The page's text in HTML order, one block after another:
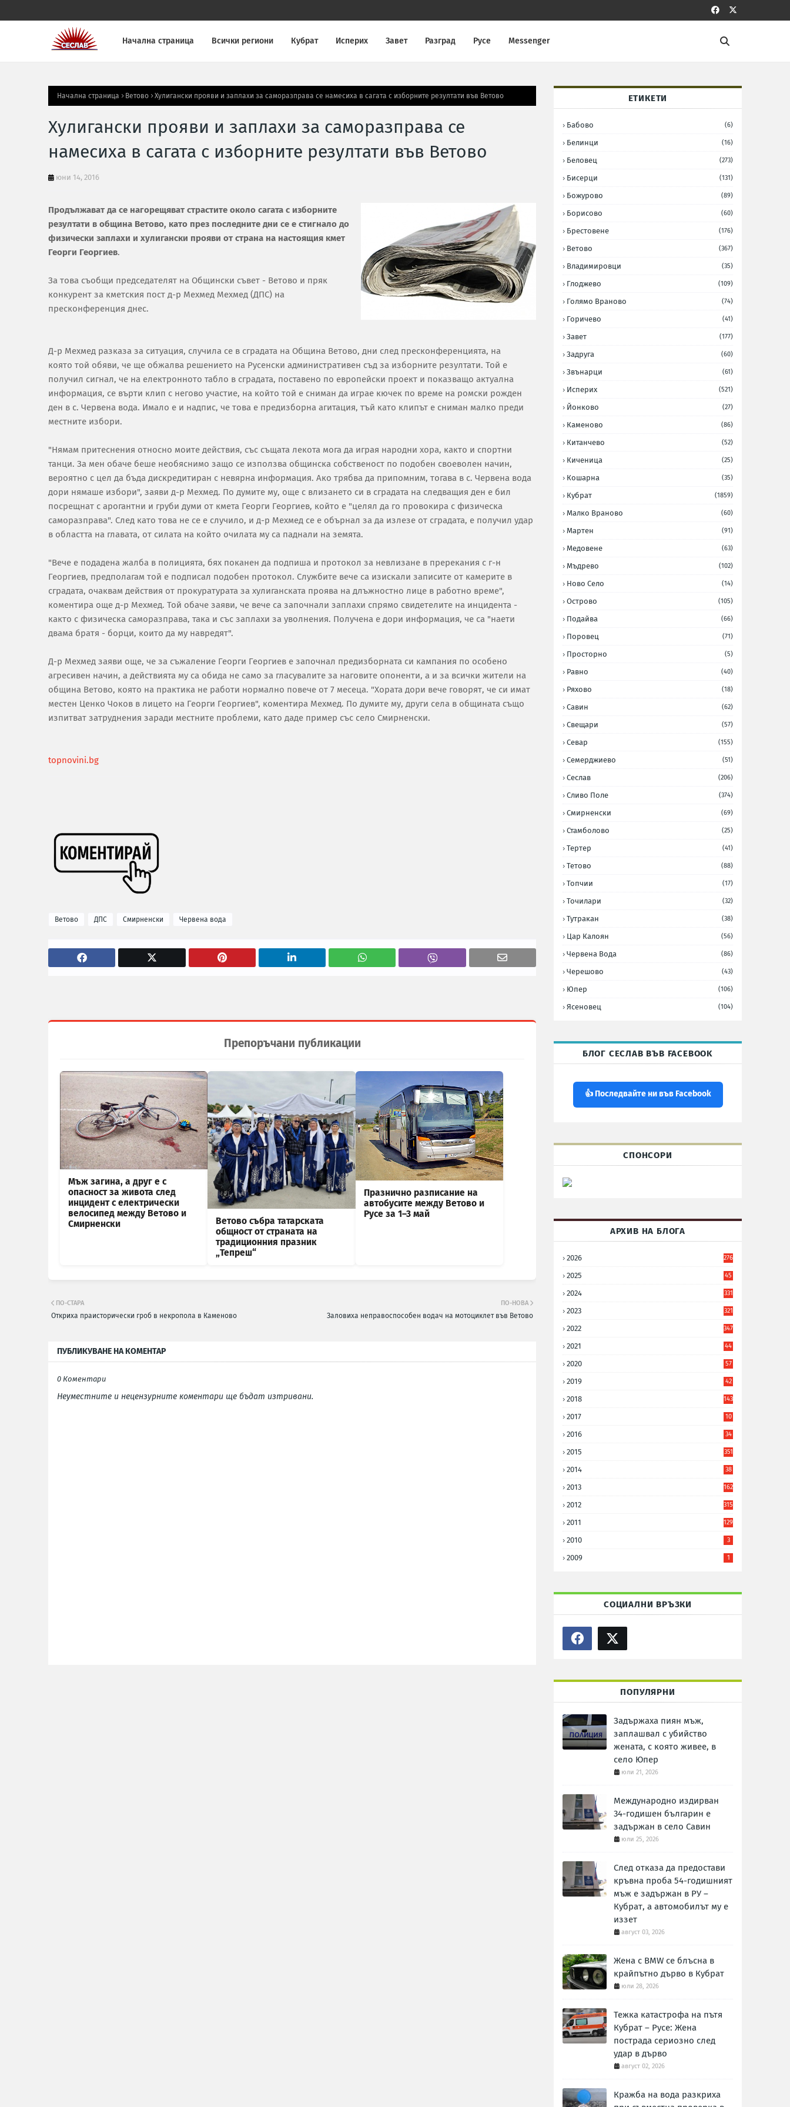
Начална страница Всички региони Кубрат Исперих Завет Разград Русе Messenger
Начална страница Ветово Хулигански прояви и заплахи за саморазправа се намесиха в сагата с изборните резултати във Ветово
Хулигански прояви и заплахи за саморазправа се
намесиха в сагата с изборните резултати във Ветово
юни 14, 2016
Продължават да се нагорещяват страстите около сагата с изборните
резултати в община Ветово, като през последните дни се е стигнало до
физически заплахи и хулигански прояви от страна на настоящия кмет
Георги Георгиев.
За това съобщи председателят на Общински съвет - Ветово и пряк
конкурент за кметския пост д-р Мехмед Мехмед (ДПС) на
пресконференция днес.
Д-р Мехмед разказа за ситуация, случила се в сградата на Община Ветово, дни след пресконференцията, на
която той обяви, че ще обжалва решението на Русенски административен съд за изборните резултати. Той е
получил сигнал, че на електронното табло в сградата, поставено по европейски проект и показващо актуална
информация, се върти клип с негово участие, на който той е сниман да играе кючек по време на ромски рожден
ден в с. Червена вода. Имало е и надпис, че това е предизборна агитация, тъй като клипът е сниман малко преди
местните избори.
"Нямам притеснения относно моите действия, със същата лекота мога да играя народни хора, както и спортни
танци. За мен обаче беше необяснимо защо се използва общинска собственост по подобен своеволен начин,
вероятно с цел да бъда дискредитиран с невярна информация. Ако трябва да припомним, тогава в с. Червена вода
дори нямаше избори", заяви д-р Мехмед. По думите му, още с влизането си в сградата на следващия ден е бил
посрещнат с арогантни и груби думи от кмета Георги Георгиев, който е "целял да го провокира с физическа
саморазправа". След като това не се е случило, и д-р Мехмед се е обърнал за да излезе от сградата, е получил удар
в областта на главата, от силата на който очилата му са паднали на земята.
"Вече е подадена жалба в полицията, бях поканен да подпиша и протокол за невлизане в пререкания с г-н
Георгиев, предполагам той е подписал подобен протокол. Службите вече са изискали записите от камерите в
сградата, очаквам действия от прокуратурата за хулиганската проява на длъжностно лице в работно време",
коментира още д-р Мехмед. Той обаче заяви, че вече са започнали заплахи спрямо свидетелите на инцидента -
както с физическа саморазправа, така и със заплахи за уволнения. Получена е дори информация, че са "наети
двама братя - борци, които да му навредят".
Д-р Мехмед заяви още, че за съжаление Георги Георгиев е започнал предизборната си кампания по особено
агресивен начин, а действията му са обида не само за гласувалите за наговите опоненти, а и за всички жители на
община Ветово, която на практика не работи нормално повече от 7 месеца. "Хората дори вече говорят, че си имат
местен Ценко Чоков в лицето на Георги Георгиев", коментира Мехмед. По думите му, други села в общината също
изпитват затруднения заради местните проблеми, като даде пример със село Смирненски.
topnovini.bg
Ветово ДПС Смирненски Червена вода
Препоръчани публикации
Мъж загина, а друг е с
опасност за живота след
инцидент с електрически
велосипед между Ветово и
Смирненски
Ветово събра татарската
общност от страната на
традиционния празник
„Тепреш“
Празнично разписание на
автобусите между Ветово и
Русе за 1–3 май
ПО-НОВА
Заловиха неправоспособен водач на мотоциклет във Ветово
ПО-СТАРА
Откриха праисторически гроб в некропола в Каменово
ПУБЛИКУВАНЕ НА КОМЕНТАР
0 Коментари
Неуместните и нецензурните коментари ще бъдат изтривани.
ЕТИКЕТИ
Бабово (6)
Белинци (16)
Беловец (273)
Бисерци (131)
Божурово (89)
Борисово (60)
Брестовене (176)
Ветово (367)
Владимировци (35)
Глоджево (109)
Голямо Враново (74)
Горичево (41)
Завет (177)
Задруга (60)
Звънарци (61)
Исперих (521)
Йонково (27)
Каменово (86)
Китанчево (52)
Киченица (25)
Кошарна (35)
Кубрат (1859)
Малко Враново (60)
Мартен (91)
Медовене (63)
Мъдрево (102)
Ново Село (14)
Острово (105)
Подайва (66)
Поровец (71)
Просторно (5)
Равно (40)
Ряхово (18)
Савин (62)
Свещари (57)
Севар (155)
Семерджиево (51)
Сеслав (206)
Сливо Поле (374)
Смирненски (69)
Стамболово (25)
Тертер (41)
Тетово (88)
Топчии (17)
Точилари (32)
Тутракан (38)
Цар Калоян (56)
Червена Вода (86)
Черешово (43)
Юпер (106)
Ясеновец (104)
БЛОГ СЕСЛАВ ВЪВ FACEBOOK
👍 Последвайте ни във Facebook
СПОНСОРИ
АРХИВ НА БЛОГА
2026 276
2025
45
2024 331
2023 321
2022 347
2021
44
2020
57
2019
42
2018 143
2017
10
2016
34
2015 351
2014
38
2013 162
2012 315
2011 129
2010 3
2009 1
СОЦИАЛНИ ВРЪЗКИ
ПОПУЛЯРНИ
Задържаха пиян мъж,
заплашвал с убийство
жената, с която живее, в
село Юпер
юли 21, 2026
Международно издирван
34-годишен българин е
задържан в село Савин
юли 25, 2026
След отказа да предостави
кръвна проба 54-годишният
мъж е задържан в РУ –
Кубрат, а автомобилът му е
иззет
август 03, 2026
Жена с BMW се блъсна в
крайпътно дърво в Кубрат
юли 28, 2026
Тежка катастрофа на пътя
Кубрат – Русе: Жена
пострада сериозно след
удар в дърво
август 02, 2026
Кражба на вода разкриха